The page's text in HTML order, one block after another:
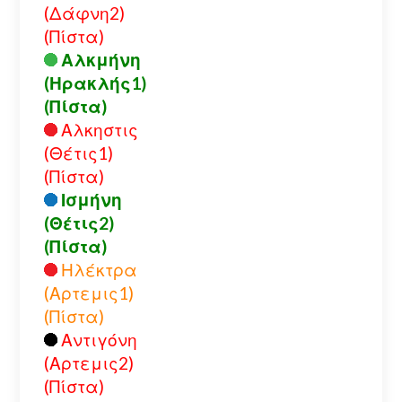
(Δάφνη2)
(Πίστα)
Αλκμήνη
(Ηρακλής1)
(Πίστα)
Αλκηστις
(Θέτις1)
(Πίστα)
Ισμήνη
(Θέτις2)
(Πίστα)
Ηλέκτρα
(Αρτεμις1)
(Πίστα)
Αντιγόνη
(Αρτεμις2)
(Πίστα)